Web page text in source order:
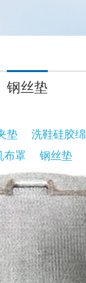
钢丝垫
垫 洗鞋硅胶绵
布罩 钢丝垫